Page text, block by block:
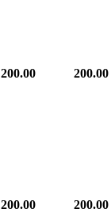
200.00 200.00
200.00 200.00